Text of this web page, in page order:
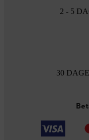
2 - 5
30